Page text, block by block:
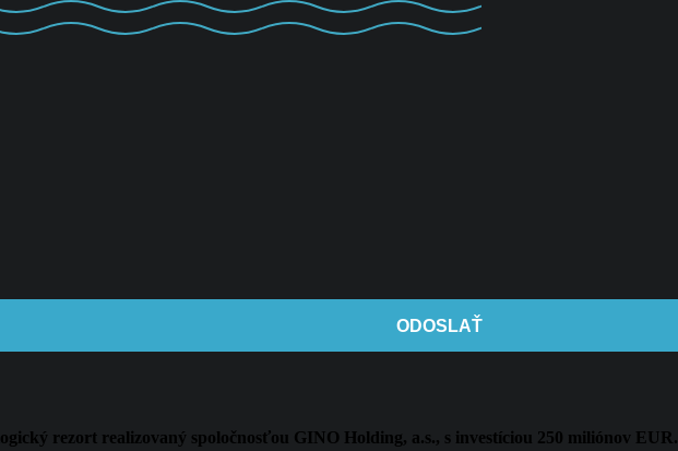
ODOSLAŤ
rezort realizovaný spoločnosťou GINO Holding, a.s., s investíciou 250 miliónov EUR.